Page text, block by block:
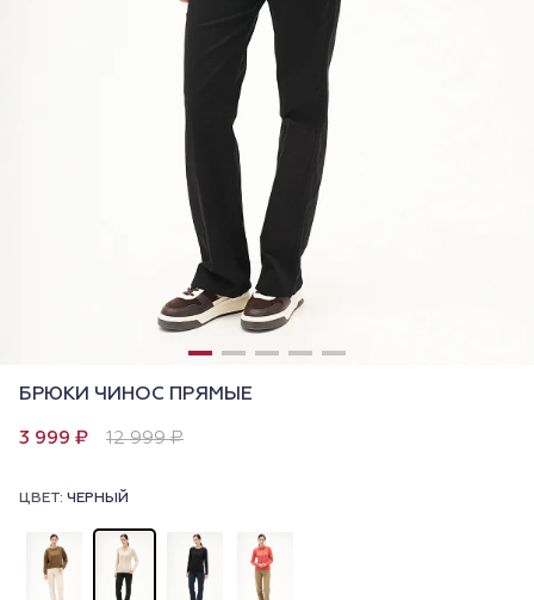
БРЮКИ ЧИНОС ПРЯМЫЕ
3 999 ₽ 12 999 ₽
ЦВЕТ: ЧЕРНЫЙ